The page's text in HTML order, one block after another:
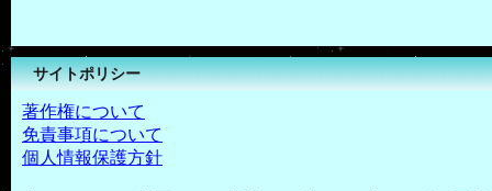
サイトポリシー
著作権について
免責事項について
個人情報保護方針